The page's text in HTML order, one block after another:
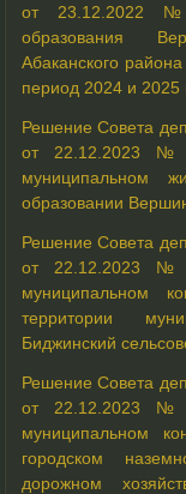
от 23.12.2022
образования
Абаканского
период 2024 и 2025
Решение Совета
от 22.12.2023 №
муниципальном
образовании
Решение Совета
от 22.12.2023 №
муниципальном
территории
Биджинский
Решение Совета
от 22.12.2023 №
муниципальном
городском
дорожном